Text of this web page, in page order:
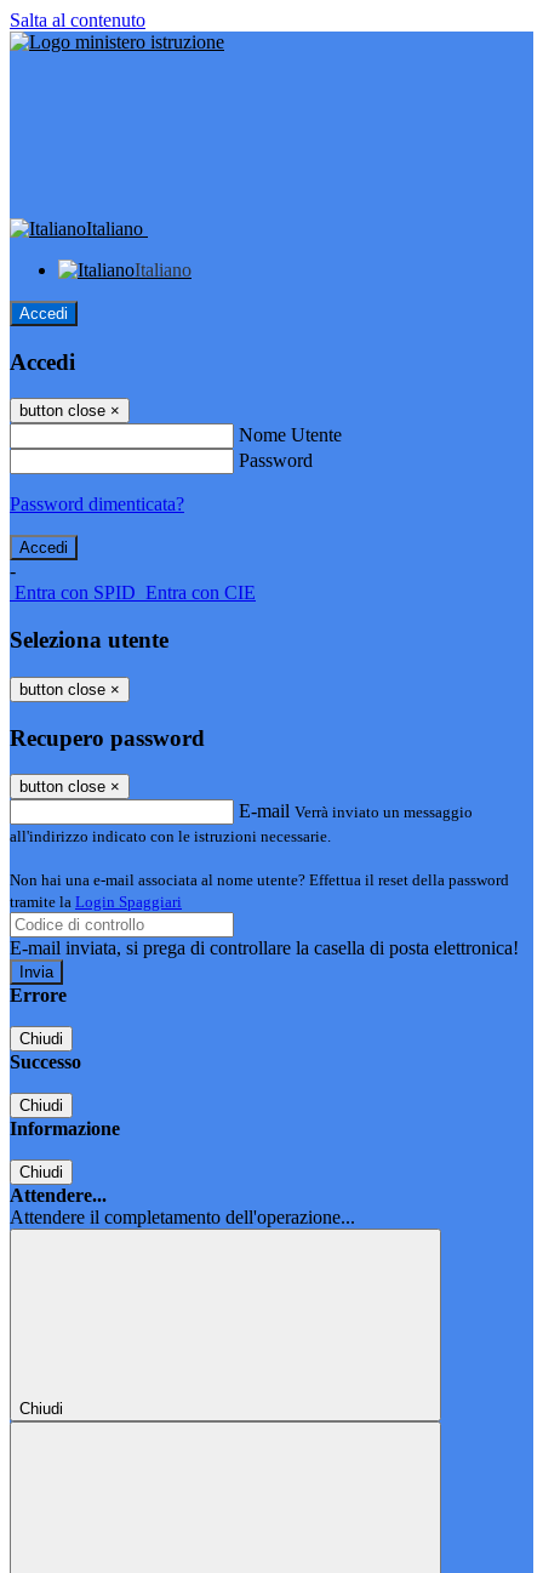
Salta al contenuto
Italiano
Italiano
Accedi
Accedi
button close ×
Nome Utente
Password
Password dimenticata?
-
Entra con SPID Entra con CIE
Seleziona utente
button close ×
Recupero password
button close ×
E-mail Verrà inviato un messaggio
all'indirizzo indicato con le istruzioni necessarie.
Non hai una e-mail associata al nome utente? Effettua il reset della password
tramite la Login Spaggiari
E-mail inviata, si prega di controllare la casella di posta elettronica!
Errore
Chiudi
Successo
Chiudi
Informazione
Chiudi
Attendere...
Attendere il completamento dell'operazione...
Chiudi